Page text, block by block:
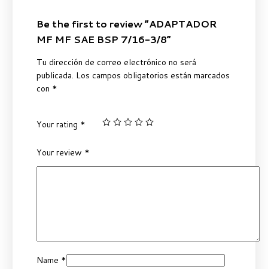
Be the first to review “ADAPTADOR
MF MF SAE BSP 7/16-3/8”
Tu dirección de correo electrónico no será
publicada. Los campos obligatorios están marcados
con *
Your rating *
Your review *
Name *